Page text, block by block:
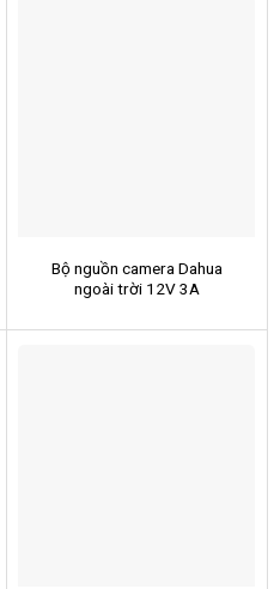
Bộ nguồn camera Dahua
ngoài trời 12V 3A